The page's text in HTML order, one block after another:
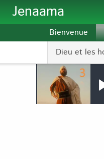
Aller au contenu principal
Jenaama
Bienvenue
Dieu et les
Audio file